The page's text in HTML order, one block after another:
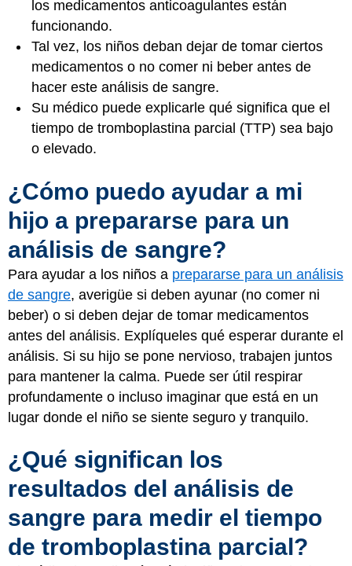
los medicamentos anticoagulantes están
funcionando.
Tal vez, los niños deban dejar de tomar ciertos
medicamentos o no comer ni beber antes de
hacer este análisis de sangre.
Su médico puede explicarle qué significa que el
tiempo de tromboplastina parcial (TTP) sea bajo
o elevado.
¿Cómo puedo ayudar a mi
hijo a prepararse para un
análisis de sangre?
Para ayudar a los niños a prepararse para un análisis
de sangre, averigüe si deben ayunar (no comer ni
beber) o si deben dejar de tomar medicamentos
antes del análisis. Explíqueles qué esperar durante el
análisis. Si su hijo se pone nervioso, trabajen juntos
para mantener la calma. Puede ser útil respirar
profundamente o incluso imaginar que está en un
lugar donde el niño se siente seguro y tranquilo.
¿Qué significan los
resultados del análisis de
sangre para medir el tiempo
de tromboplastina parcial?